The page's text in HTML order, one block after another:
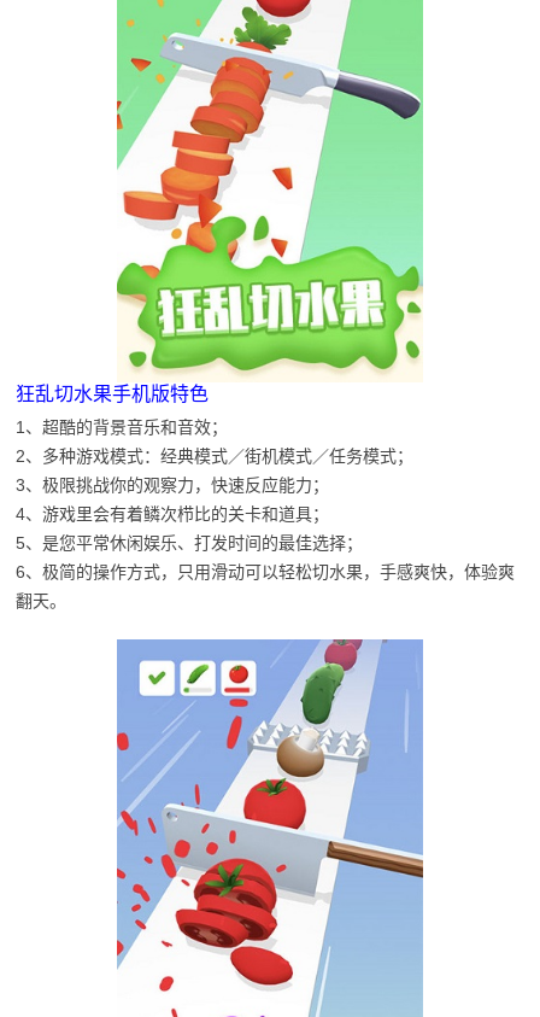
狂乱切水果手机版特色
1、超酷的背景音乐和音效；
2、多种游戏模式：经典模式／街机模式／任务模式；
3、极限挑战你的观察力，快速反应能力；
4、游戏里会有着鳞次栉比的关卡和道具；
5、是您平常休闲娱乐、打发时间的最佳选择；
6、极简的操作方式，只用滑动可以轻松切水果，手感爽快，体验爽
翻天。